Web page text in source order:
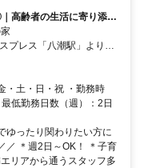
高齢者の生活に寄り添う
プレス「八潮駅」より東
・土・日・祝 ・勤務時
低勤務日数（週）：2日
ゆったり関わりたい方に
／ ＊週2日～OK！ ＊子育
リアから通うスタッフ多